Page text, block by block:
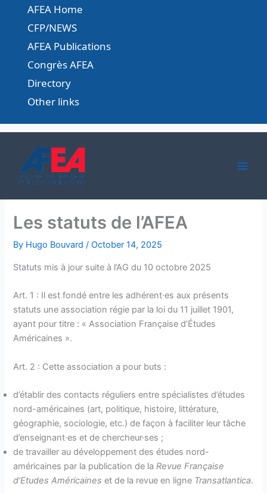
content
AFEA Home
CFP/NEWS
AFEA Publications
Congrès AFEA
Directory
Other links
Les statuts de l’AFEA
By Hugo Bouvard/October 14, 2025
Statuts mis à jour suite à l’AG du 10 octobre 2025
Art. 1 : Il est fondé entre les adhérent·es aux présents
statuts une association régie par la loi du 11 juillet 1901,
ayant pour titre : « Association Française d’Études
Américaines ».
Art. 2 : Cette association a pour buts :
d’établir des contacts réguliers entre spécialistes d’études
nord-américaines (art, politique, histoire, littérature,
géographie, sociologie, etc.) de façon à faciliter leur tâche
d’enseignant·es et de chercheur·ses ;
de travailler au développement des études nord-
américaines par la publication de laRevue Française
d’Etudes Américaines et de la revue en ligne Transatlantica.